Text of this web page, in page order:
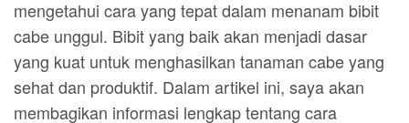
mengetahui cara yang tepat dalam menanam bibit
cabe unggul. Bibit yang baik akan menjadi dasar
yang kuat untuk menghasilkan tanaman cabe yang
sehat dan produktif. Dalam artikel ini, saya akan
membagikan informasi lengkap tentang cara